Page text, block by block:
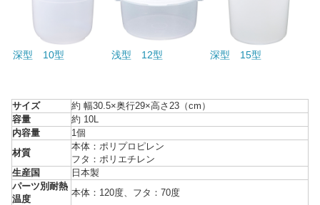
深型 10型 浅型 12型 深型 15型
サイズ
約 幅30.5×奥行29×高さ23（cm）
容量
約 10L
内容量
1個
材質
本体：ポリプロピレン
フタ：ポリエチレン
生産国
日本製
パーツ別耐熱
温度
本体：120度、フタ：70度